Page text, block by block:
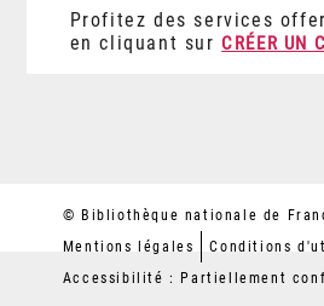
Profitez des services
en cliquant sur CRÉER UN
© Bibliothèque nationale de
Mentions légales
Conditions
Accessibilité : Partiellement